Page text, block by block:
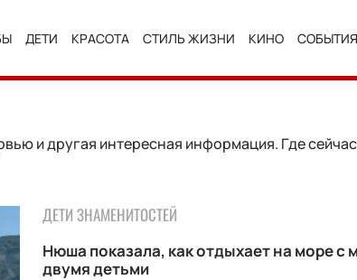
ДЕТИ КРАСОТА СТИЛЬ ЖИЗНИ КИНО СОБЫТИЯ
и другая интересная информация. Где
ДЕТИ ЗНАМЕНИТОСТЕЙ
Нюша показала, как отдыхает на море с
двумя детьми